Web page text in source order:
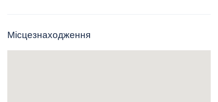
Місцезнаходження